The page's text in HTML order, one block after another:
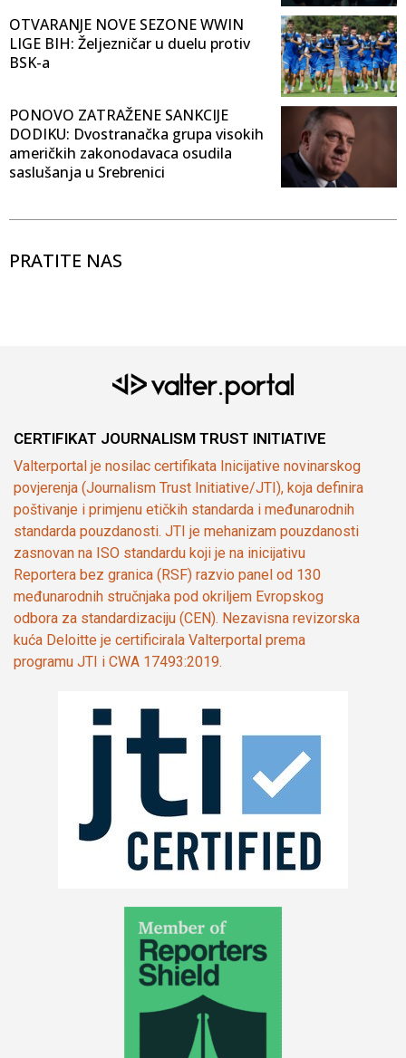
OTVARANJE NOVE SEZONE WWIN
LIGE BIH: Željezničar u duelu protiv
BSK-a
PONOVO ZATRAŽENE SANKCIJE
DODIKU: Dvostranačka grupa visokih
američkih zakonodavaca osudila
saslušanja u Srebrenici
PRATITE NAS
CERTIFIKAT JOURNALISM TRUST INITIATIVE
Valterportal je nosilac certifikata Inicijative novinarskog
povjerenja (Journalism Trust Initiative/JTI), koja definira
poštivanje i primjenu etičkih standarda i međunarodnih
standarda pouzdanosti. JTI je mehanizam pouzdanosti
zasnovan na ISO standardu koji je na inicijativu
Reportera bez granica (RSF) razvio panel od 130
međunarodnih stručnjaka pod okriljem Evropskog
odbora za standardizaciju (CEN). Nezavisna revizorska
kuća Deloitte je certificirala Valterportal prema
programu JTI i CWA 17493:2019.